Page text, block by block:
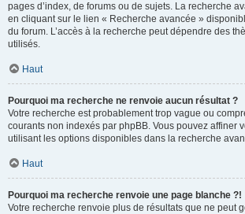
pages d’index, de forums ou de sujets. La recherche
en cliquant sur le lien « Recherche avancée »
du forum. L’accès à la recherche peut dépendre des
utilisés.
Haut
Pourquoi ma recherche ne renvoie aucun résultat ?
Votre recherche est probablement trop vague ou
courants non indexés par phpBB. Vous pouvez affiner
utilisant les options disponibles dans la recherche
Haut
Pourquoi ma recherche renvoie une page blanche ?!
Votre recherche renvoie plus de résultats que ne peut